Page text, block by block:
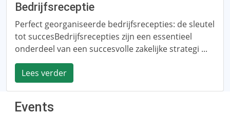
Bedrijfsreceptie
Perfect georganiseerde bedrijfsrecepties: de sleutel
tot succesBedrijfsrecepties zijn een essentieel
onderdeel van een succesvolle zakelijke strategi ...
Lees verder
Events